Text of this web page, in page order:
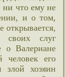
ни что ему не
и о том,
открывается,
своих слуг
о Валериане
человек его
злой хозяин